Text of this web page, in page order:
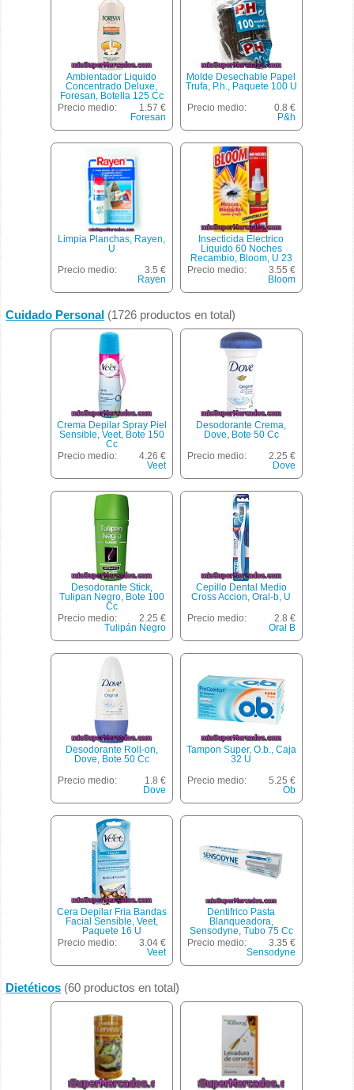
Ambientador Liquido
Concentrado Deluxe,
Foresan, Botella 125 Cc
Precio medio:
1.57 €
Foresan
Molde Desechable Papel
Trufa, P.h., Paquete 100 U
Precio medio:
0.8 €
P&h
Limpia Planchas, Rayen,
U
Precio medio:
3.5 €
Rayen
Insecticida Electrico
Liquido 60 Noches
Recambio, Bloom, U 23
Cc
Precio medio:
3.55 €
Bloom
Cuidado Personal (1726 productos en total)
Crema Depilar Spray Piel
Sensible, Veet, Bote 150
Cc
Precio medio:
4.26 €
Veet
Desodorante Crema,
Dove, Bote 50 Cc
Precio medio:
2.25 €
Dove
Desodorante Stick,
Tulipan Negro, Bote 100
Cc
Precio medio:
2.25 €
Tulipán Negro
Cepillo Dental Medio
Cross Accion, Oral-b, U
Precio medio:
2.8 €
Oral B
Desodorante Roll-on,
Dove, Bote 50 Cc
Precio medio:
1.8 €
Dove
Tampon Super, O.b., Caja
32 U
Precio medio:
5.25 €
Ob
Cera Depilar Fria Bandas
Facial Sensible, Veet,
Paquete 16 U
Precio medio:
3.04 €
Veet
Dentifrico Pasta
Blanqueadora,
Sensodyne, Tubo 75 Cc
Precio medio:
3.35 €
Sensodyne
Dietéticos (60 productos en total)